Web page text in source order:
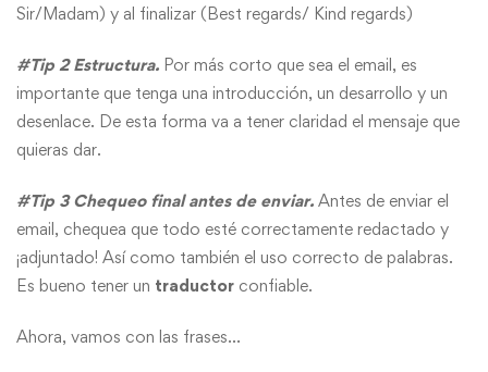
cliente
en
inglés
Sir/Madam) y al finalizar (Best regards/ Kind regards)
#Tip 2 Estructura. Por más corto que sea el email, es
importante que tenga una introducción, un desarrollo y un
desenlace. De esta forma va a tener claridad el mensaje que
quieras dar.
#Tip 3 Chequeo final antes de enviar. Antes de enviar el
email, chequea que todo esté correctamente redactado y
¡adjuntado! Así como también el uso correcto de palabras.
Es bueno tener un traductor confiable.
Ahora, vamos con las frases…